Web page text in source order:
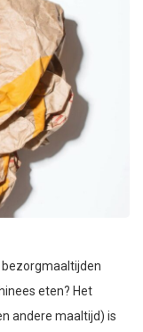
bezorgmaaltijden
eten? Het
andere maaltijd) is